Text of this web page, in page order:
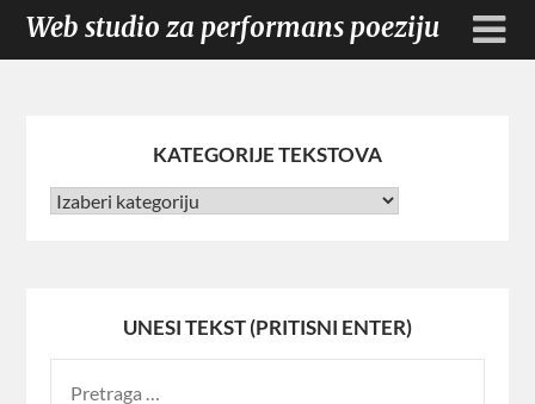
Web studio za performans poeziju
KATEGORIJE TEKSTOVA
UNESI TEKST (PRITISNI ENTER)